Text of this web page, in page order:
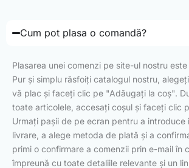
Cum pot plasa o comandă?
Plasarea unei comenzi pe site-ul nostru
Pur și simplu răsfoiți catalogul nostru,
vă plac și faceți clic pe "Adăugați la coș".
toate articolele, accesați coșul și faceți clic
Urmați pașii de pe ecran pentru a introduce
livrare, a alege metoda de plată și a
primi o confirmare a comenzii prin e-mail în
împreună cu toate detaliile relevante și un